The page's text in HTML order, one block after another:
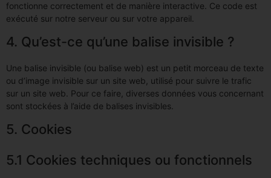
fonctionne correctement et de manière interactive. Ce code est
exécuté sur notre serveur ou sur votre appareil.
4. Qu’est-ce qu’une balise invisible ?
Une balise invisible (ou balise web) est un petit morceau de texte
ou d’image invisible sur un site web, utilisé pour suivre le trafic
sur un site web. Pour ce faire, diverses données vous concernant
sont stockées à l’aide de balises invisibles.
5. Cookies
5.1 Cookies techniques ou fonctionnels